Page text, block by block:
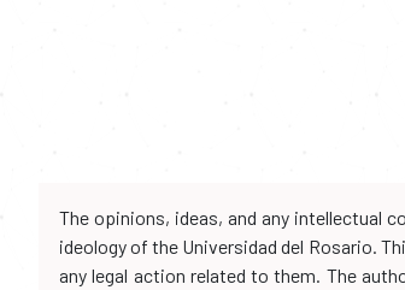
The opinions, ideas, and any intellectual
ideology of the Universidad del Rosario.
any legal action related to them. The